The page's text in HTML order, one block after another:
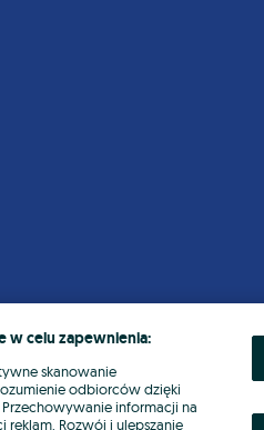
w celu zapewnienia:
skanowanie
odbiorców dzięki
informacji na
Rozwój i ulepszanie